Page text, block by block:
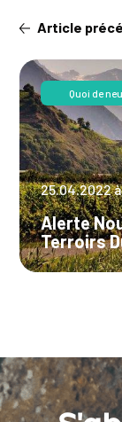
Article
Quoi de
25.04.2022 à
Alerte
Terroirs